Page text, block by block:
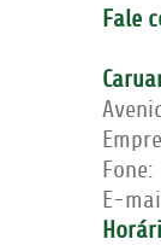
Fale
Fone:
E-